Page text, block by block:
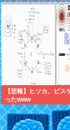
【悲報】ヒソカ、ビス
ったwww